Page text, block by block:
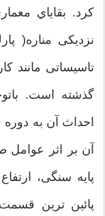
كرد. بقاياي
نزدیکی مناره(
تاسیساتی مانند
گذشته است.
احداث آن به دوره
آن بر اثر عوامل